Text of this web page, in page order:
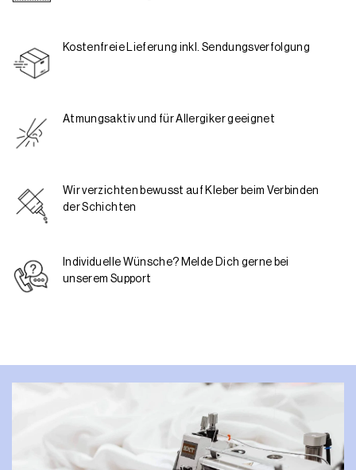
Kostenfreie Lieferung inkl. Sendungsverfolgung
Atmungsaktiv und für Allergiker geeignet
Wir verzichten bewusst auf Kleber beim Verbinden
der Schichten
Individuelle Wünsche? Melde Dich gerne bei
unserem Support